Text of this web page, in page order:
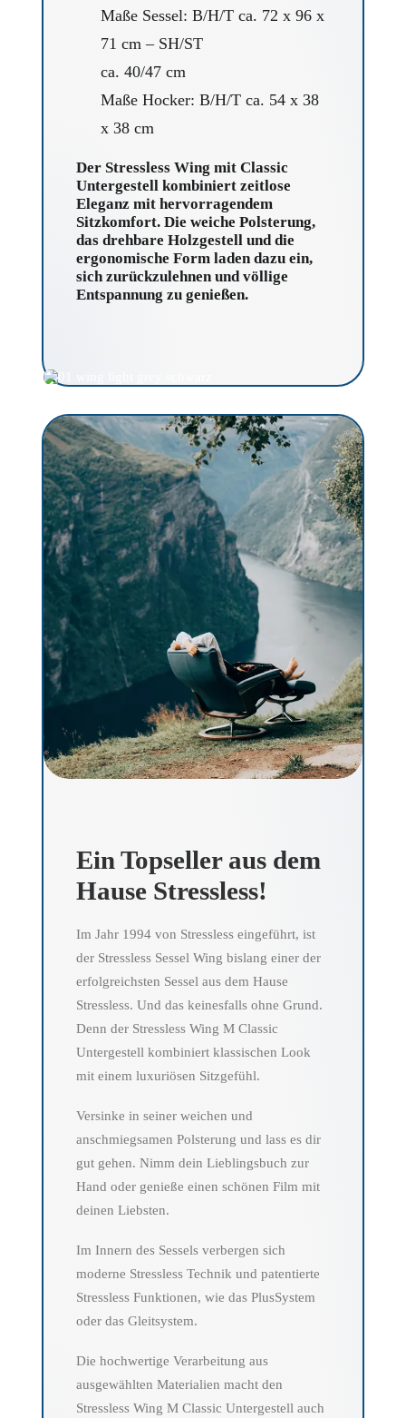
Maße Sessel: B/H/T ca. 72 x 96 x
71 cm – SH/ST
ca. 40/47 cm
Maße Hocker: B/H/T ca. 54 x 38
x 38 cm
Der Stressless Wing mit Classic
Untergestell kombiniert zeitlose
Eleganz mit hervorragendem
Sitzkomfort. Die weiche Polsterung,
das drehbare Holzgestell und die
ergonomische Form laden dazu ein,
sich zurückzulehnen und völlige
Entspannung zu genießen.
Ein Topseller aus dem
Hause Stressless!
Im Jahr 1994 von Stressless eingeführt, ist
der Stressless Sessel Wing bislang einer der
erfolgreichsten Sessel aus dem Hause
Stressless. Und das keinesfalls ohne Grund.
Denn der Stressless Wing M Classic
Untergestell kombiniert klassischen Look
mit einem luxuriösen Sitzgefühl.
Versinke in seiner weichen und
anschmiegsamen Polsterung und lass es dir
gut gehen. Nimm dein Lieblingsbuch zur
Hand oder genieße einen schönen Film mit
deinen Liebsten.
Im Innern des Sessels verbergen sich
moderne Stressless Technik und patentierte
Stressless Funktionen, wie das PlusSystem
oder das Gleitsystem.
Die hochwertige Verarbeitung aus
ausgewählten Materialien macht den
Stressless Wing M Classic Untergestell auch